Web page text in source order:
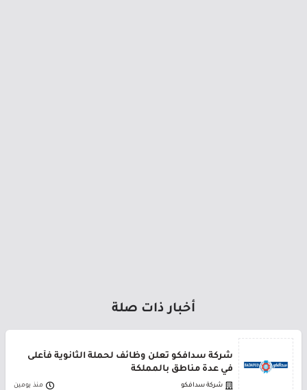
أخبار ذات صلة
شركة سدافكو تعلن وظائف لحملة الثانوية فأعلى
في عدة مناطق بالمملكة
شركة سدافكو منذ يومين